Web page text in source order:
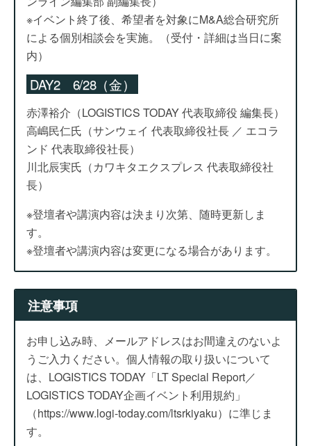
※イベント終了後、希望者を対象にM&A総合研究所
による個別相談会を実施。（受付・詳細は当日に案
内）
DAY2 6/28（金）
赤澤裕介（LOGISTICS TODAY 代表取締役 編集長）
高嶋民仁氏（サンウェイ 代表取締役社長 ／ エコラ
ンド 代表取締役社長）
川北辰実氏（カワキタエクスプレス 代表取締役社
長）
※登壇者や講演内容は決まり次第、随時更新しま
す。
※登壇者や講演内容は変更になる場合があります。
注意事項
お申し込み時、メールアドレスはお間違えのないよ
うご入力ください。個人情報の取り扱いについて
は、LOGISTICS TODAY「LT Special Report／
LOGISTICS TODAY企画イベント利用規約」
（https://www.logi-today.com/ltsrkiyaku）に準じま
す。